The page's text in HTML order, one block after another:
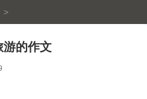
>
游的作文